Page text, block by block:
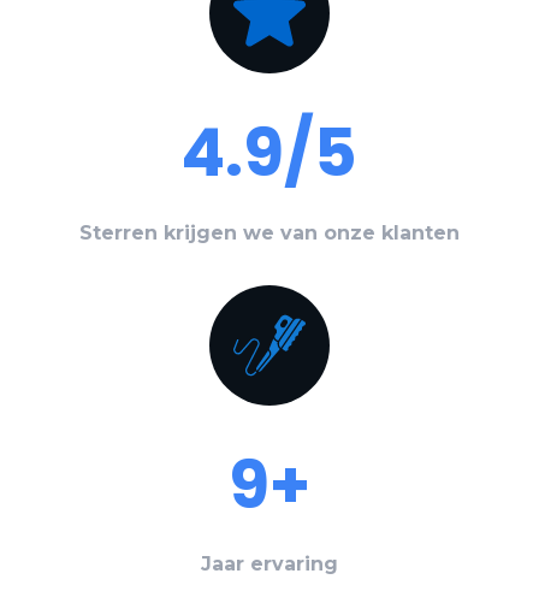
4.9/5
Sterren krijgen we van onze klanten
9+
Jaar ervaring